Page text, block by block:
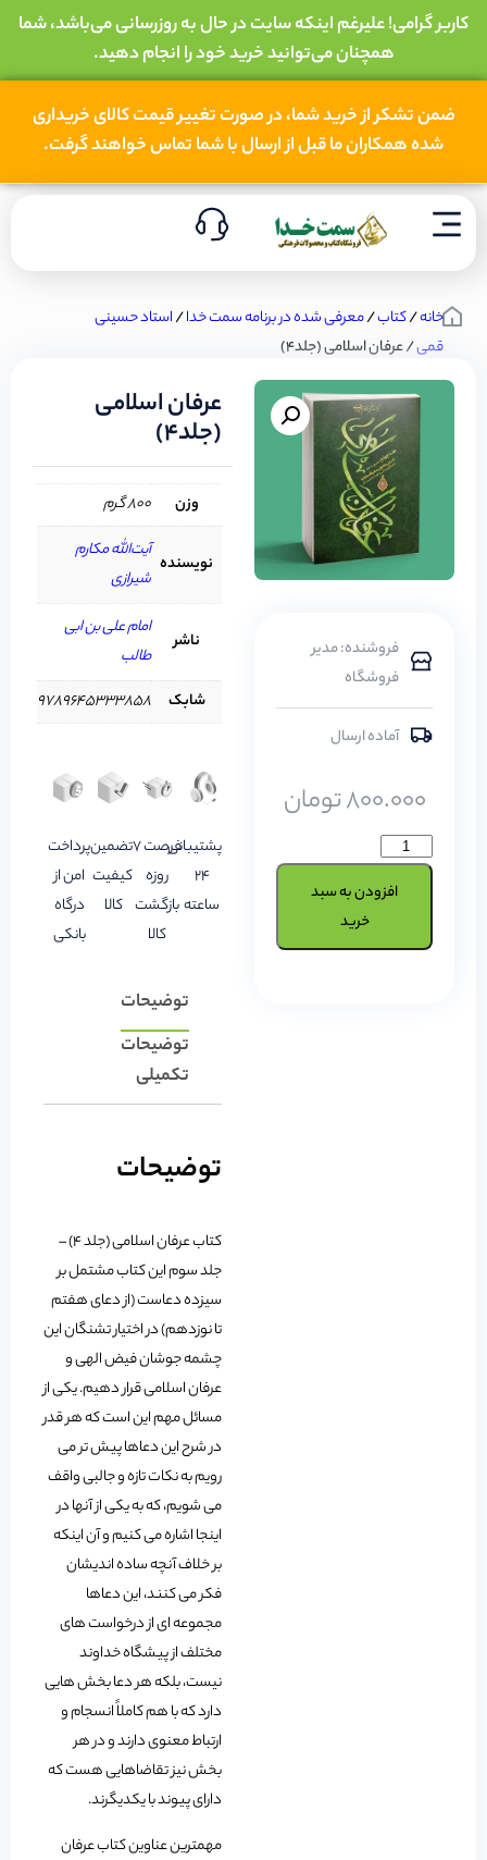
کاربر گرامی! علیرغم اینکه سایت در حال به روزرسانی می‌باشد، شما
همچنان می‌توانید خرید خود را انجام دهید.
ضمن تشکر از خرید شما، در صورت تغییر قیمت کالای خریداری
شده همکاران ما قبل از ارسال با شما تماس خواهند گرفت.
خانه/کتاب/معرفی شده در برنامه سمت خدا/استاد حسینی
قمی/ عرفان اسلامی (جلد4)
فروشنده: مدیر
فروشگاه
آماده ارسال
800.000تومان
افزودن به سبد
خرید
عرفان اسلامی
(جلد4)
وزن 800 گرم
نویسنده
آیت‌الله مکارم
شیرازی
ناشر
امام علی بن ابی
طالب
شابک
9789645333858
پشتیبانی
24
ساعته
فرصت 7
روزه
بازگشت
کالا
تضمین
کیفیت
کالا
پرداخت
امن از
درگاه
بانکی
توضیحات
توضیحات
تکمیلی
توضیحات
کتاب عرفان اسلامی (جلد 4) –
جلد سوم این کتاب مشتمل بر
سیزده دعاست (از دعای هفتم
تا نوزدهم) در اختیار تشنگان این
چشمه جوشان فیض الهی و
عرفان اسلامی قرار دهیم. یکی از
مسائل مهم این است که هر قدر
در شرح این دعاها پیش تر می
رویم به نکات تازه و جالبی واقف
می شویم، که به یکی از آنها در
اینجا اشاره می کنیم و آن اینکه
بر خلاف آنچه ساده اندیشان
فکر می کنند، این دعاها
مجموعه ای از درخواست های
مختلف از پیشگاه خداوند
نیست، بلکه هر دعا بخش هایی
دارد که با هم کاملاً انسجام و
ارتباط معنوی دارند و در هر
بخش نیز تقاضاهایی هست که
دارای پیوند با یکدیگرند.
مهمترین عناوین کتاب عرفان